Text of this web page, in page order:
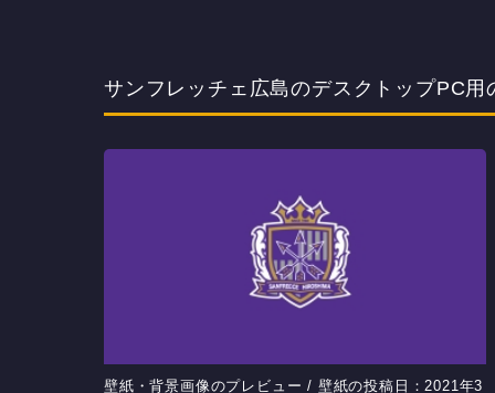
サンフレッチェ広島のデスクトップPC用
壁紙・背景画像のプレビュー / 壁紙の投稿日：2021年3